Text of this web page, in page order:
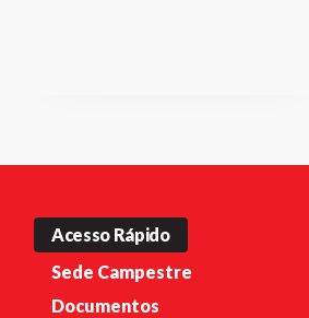
Acesso Rápido
Sede Campestre
Documentos